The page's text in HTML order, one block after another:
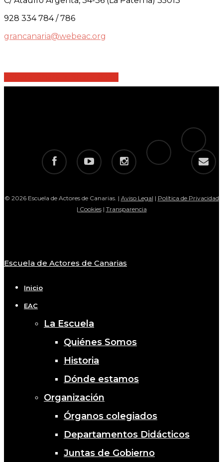
928 334 784 / 786
grancanaria@webeac.org
facebook youtube instagram
telegram
tiktok
email
© 2026 Escuela de Actores de Canarias. | Aviso Legal | Política de Privacidad
| Cookies| Transparencia
Close
Escuela de Actores de Canarias
Inicio
EAC
La Escuela
Quiénes Somos
Historia
Dónde estamos
Organización
Órganos colegiados
Departamentos Didácticos
Juntas de Gobierno